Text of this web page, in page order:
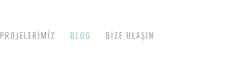
PROJELERIMIZ BLOG BIZE ULAŞIN